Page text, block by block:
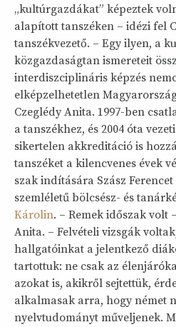
„kultúrgazdákat” képeztek
alapított tanszéken – idézi fel
tanszékvezető. – Egy ilyen, a
közgazdaságtan ismereteit
interdiszciplináris képzés
elképzelhetetlen
Czeglédy Anita. 1997-ben
a tanszékhez, és 2004 óta
sikertelen akkreditáció is
tanszéket a kilencvenes évek
szak indítására Szász
szemléletű bölcsész- és
Károlin. – Remek időszak volt
Anita. – Felvételi vizsgák
hallgatóinkat a jelentkező
tartottuk: ne csak az
azokat is, akikről sejtettük,
alkalmasak arra, hogy német
nyelvtudományt műveljenek.